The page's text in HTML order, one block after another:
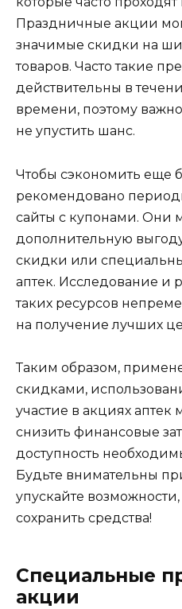
Праздничные акции
значимые скидки на
товаров. Часто такие
действительны в
времени, поэтому
не упустить шанс.
Чтобы сэкономить еще
рекомендовано
сайты с купонами. Они
дополнительную
скидки или
аптек. Исследование и
таких ресурсов
на получение лучших
Таким образом,
скидками,
участие в акциях аптек
снизить финансовые
доступность
Будьте внимательны
упускайте
сохранить средства!
Специальные
акции